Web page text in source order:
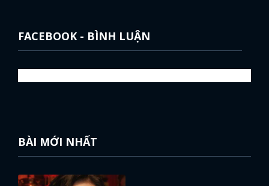
FACEBOOK - BÌNH LUẬN
BÀI MỚI NHẤT